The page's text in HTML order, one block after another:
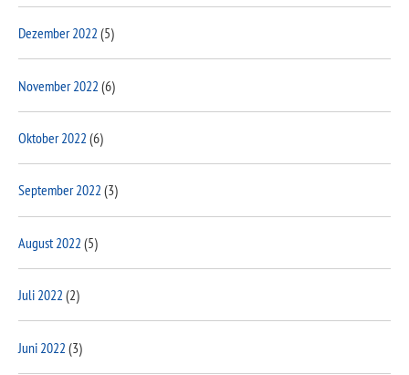
Dezember 2022 (5)
November 2022 (6)
Oktober 2022 (6)
September 2022 (3)
August 2022 (5)
Juli 2022 (2)
Juni 2022 (3)